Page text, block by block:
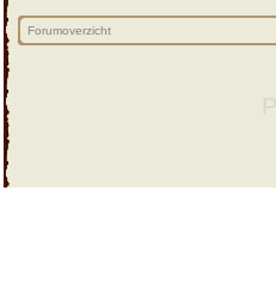
Forumoverzicht